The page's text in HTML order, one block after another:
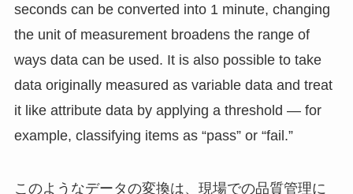
seconds can be converted into 1 minute, changing
the unit of measurement broadens the range of
ways data can be used. It is also possible to take
data originally measured as variable data and treat
it like attribute data by applying a threshold — for
example, classifying items as “pass” or “fail.”
このようなデータの変換は、現場での品質管理に